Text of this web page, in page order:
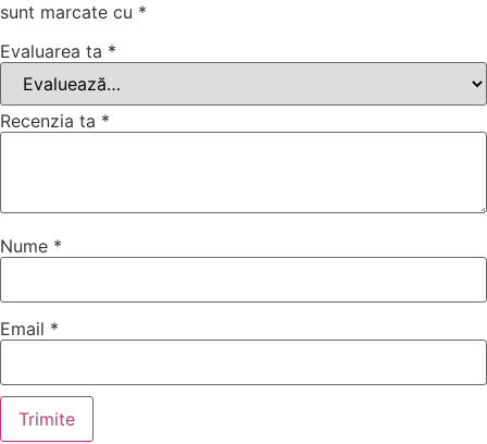
sunt marcate cu *
Evaluarea ta *
Recenzia ta *
Nume *
Email *